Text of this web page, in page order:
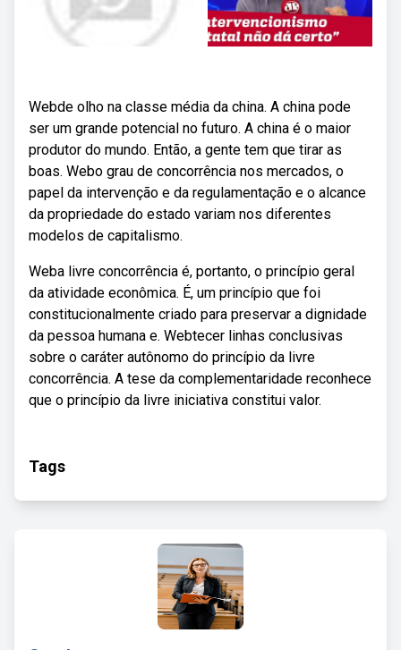
Webde olho na classe média da china. A china pode
ser um grande potencial no futuro. A china é o maior
produtor do mundo. Então, a gente tem que tirar as
boas. Webo grau de concorrência nos mercados, o
papel da intervenção e da regulamentação e o alcance
da propriedade do estado variam nos diferentes
modelos de capitalismo.
Weba livre concorrência é, portanto, o princípio geral
da atividade econômica. É, um princípio que foi
constitucionalmente criado para preservar a dignidade
da pessoa humana e. Webtecer linhas conclusivas
sobre o caráter autônomo do princípio da livre
concorrência. A tese da complementaridade reconhece
que o princípio da livre iniciativa constitui valor.
Tags